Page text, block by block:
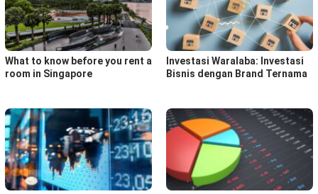
What to know before you rent a
room in Singapore
Investasi Waralaba: Investasi
Bisnis dengan Brand Ternama